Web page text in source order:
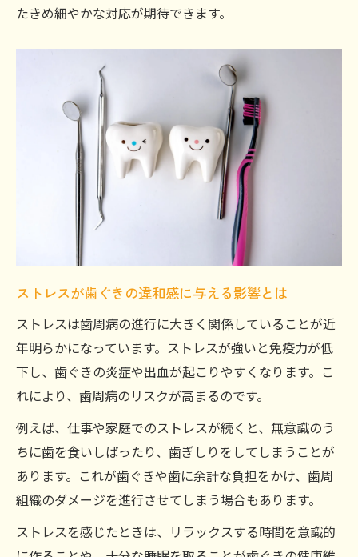
術
口臭や腫れから始める歯周病治療の対策
歯周病治療を遅らせないための注意ポイン
ト
口臭と歯ぐきの異常を歯周病治療で改善
本当に役立つ歯周病治療と生活改善のポイント
歯周病治療と生活改善の両立を目指す方法
ストレス管理と歯周病治療の実践アプロー
チ
歯周病治療に効くセルフケアと生活習慣の
見直し
歯周病治療を成功に導く毎日の生活ポイン
ト
歯周病治療のための食事と睡眠の工夫
たきめ細やかな対応が期待できます。
ストレスが歯ぐきの違和感に与える影響とは
ストレスは歯周病の進行に大きく関係していることが近
年明らかになっています。ストレスが強いと免疫力が低
下し、歯ぐきの炎症や出血が起こりやすくなります。こ
れにより、歯周病のリスクが高まるのです。
例えば、仕事や家庭でのストレスが続くと、無意識のう
ちに歯を食いしばったり、歯ぎしりをしてしまうことが
あります。これが歯ぐきや歯に余計な負担をかけ、歯周
組織のダメージを進行させてしまう場合もあります。
ストレスを感じたときは、リラックスする時間を意識的